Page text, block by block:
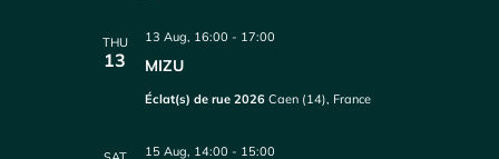
THU
13 MIZU
13 Aug, 16:00 - 17:00
Éclat(s) de rue 2026Caen (14), France
15 Aug, 14:00 - 15:00